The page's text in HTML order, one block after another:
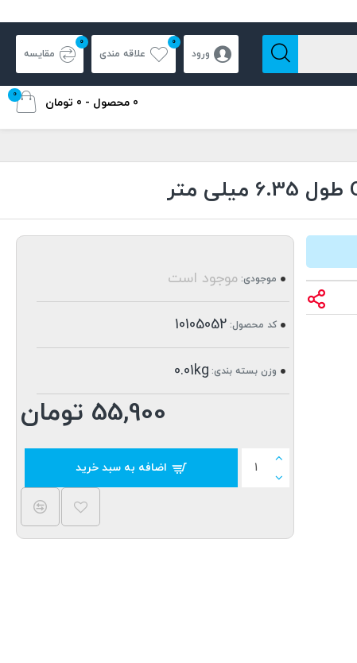
ورود علاقه مندی
0
مقایسه
0
0 محصول - 0 تومان
0
55,900 تومان
موجودی: موجود است
کد محصول: 10105052
وزن بسته بندی: 0.01kg
اضافه به سبد خرید